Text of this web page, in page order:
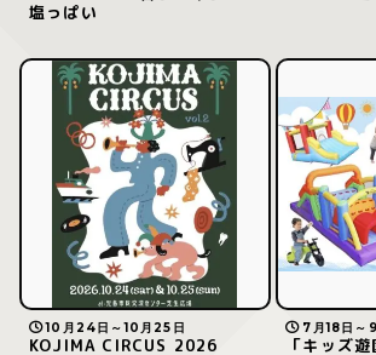
塩っぱい
10月24日～10月25日
KOJIMA CIRCUS 2026
7月18日～
「キッズ